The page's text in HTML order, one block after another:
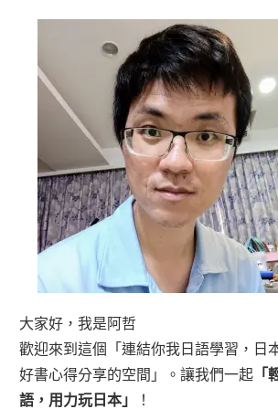
大家好，我是阿哲
歡迎來到這個「連結你我日語學習，日
好書心得分享的空間」。讓我們一起 「
語，用力玩日本」
！